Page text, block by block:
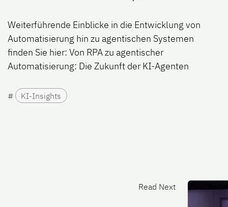
Weiterführende Einblicke in die Entwicklung von
Automatisierung hin zu agentischen Systemen
finden Sie hier: Von RPA zu agentischer
Automatisierung: Die Zukunft der KI-Agenten
# KI-Insights
Read Next